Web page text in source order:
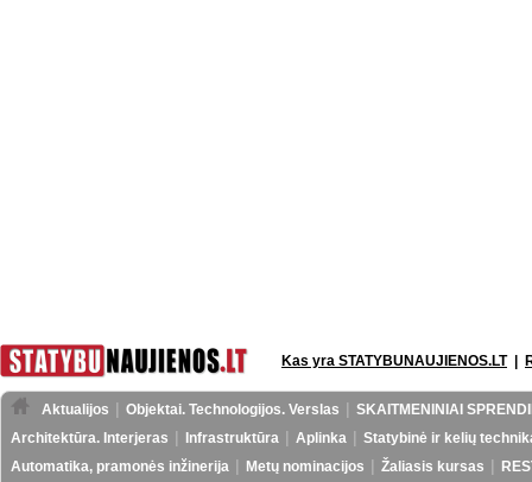
Kas yra STATYBUNAUJIENOS.LT|
Aktualijos Objektai. Technologijos. Verslas
SKAITMENINIAI
Architektūra. Interjeras
Infrastruktūra Aplinka
Statybinė ir kelių
Automatika, pramonės inžinerija
Metų nominacijos Žaliasis kursas